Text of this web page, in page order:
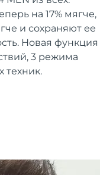
на 17% мягче,
и сохраняют ее
Новая функция
3 режима
техник.